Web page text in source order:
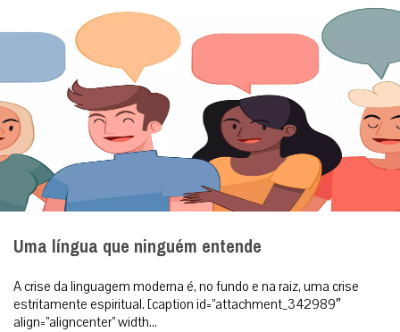
Uma língua que ninguém entende
A crise da linguagem moderna é, no fundo e na raiz, uma crise
estritamente espiritual. [caption id=”attachment_342989″
align=”aligncenter” width...